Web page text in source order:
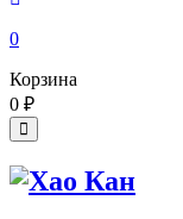
0
Корзина
0 ₽